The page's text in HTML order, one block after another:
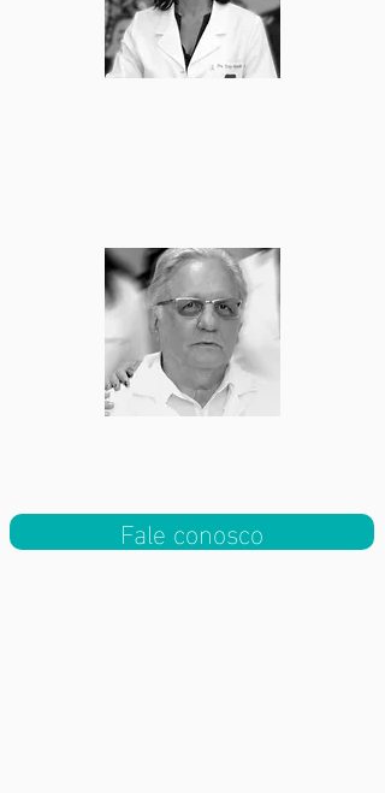
Fale conosco